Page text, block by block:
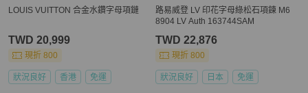
LOUIS VUITTON 合金水鑽字母項鏈
TWD 20,999
現折 800
狀況良好 香港 免運
路易威登 LV 印花字母綠松石項鍊 M6
8904 LV Auth 163744SAM
TWD 22,876
現折 800
狀況良好 日本 免運